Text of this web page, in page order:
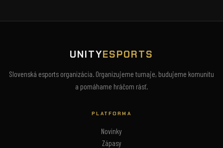
UNITYESPORTS
Slovenská esports organizácia. Organizujeme turnaje, budujeme komunitu
a pomáhame hráčom rásť.
PLATFORMA
Novinky
Zápasy